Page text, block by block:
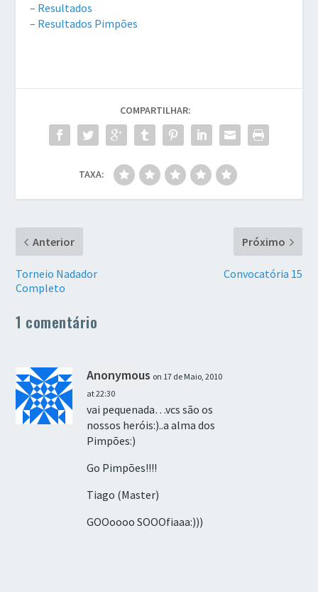
– Resultados
– Resultados Pimpões
COMPARTILHAR:
TAXA:
Anterior
Torneio Nadador
Completo
Próximo
Convocatória 15
1 comentário
Anonymous on 17 de Maio, 2010
at 22:30
vai pequenada…vcs são os
nossos heróis:)..a alma dos
Pimpões:)
Go Pimpões!!!!
Tiago (Master)
GOOoooo SOOOfiaaa:)))